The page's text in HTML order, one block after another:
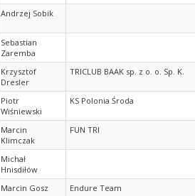
Andrzej Sobik
Sebastian
Zaremba
Krzysztof
Dresler
TRICLUB BAAK sp. z o. o. Sp. K.
Piotr
Wiśniewski
KS Polonia Środa
Marcin
Klimczak
FUN TRI
Michał
Hnisdiłów
Marcin Gosz Endure Team